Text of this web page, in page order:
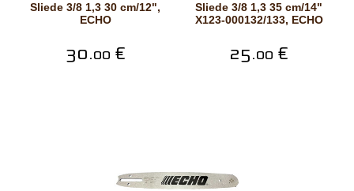
Sliede 3/8 1,3 30 cm/12",
ECHO
30.00 €
Sliede 3/8 1,3 35 cm/14"
X123-000132/133, ECHO
25.00 €